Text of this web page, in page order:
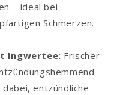
– ideal bei
Schmerzen.
Ingwertee: Frischer
entzündliche